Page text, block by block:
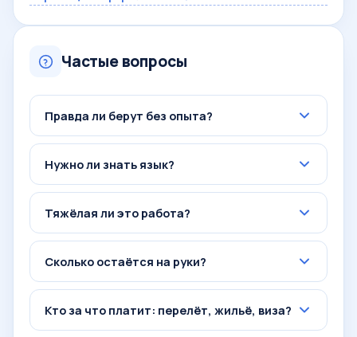
Частые вопросы
Правда ли берут без опыта?
Нужно ли знать язык?
Тяжёлая ли это работа?
Сколько остаётся на руки?
Кто за что платит: перелёт, жильё, виза?